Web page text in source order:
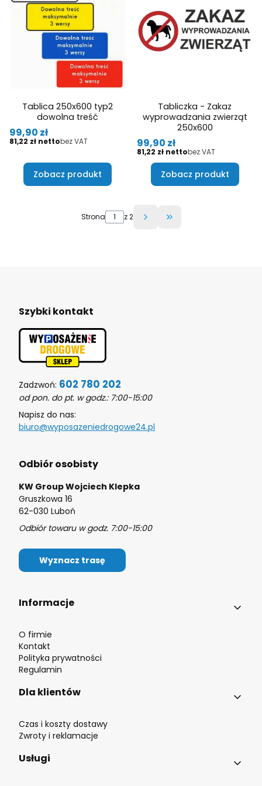
Tablica 250x600 typ2
dowolna treść
Cena
99,90 zł
Cena
81,22 zł bez VAT
Zobacz produkt
Tabliczka - Zakaz
wyprowadzania zwierząt
250x600
Cena
99,90 zł
Cena
81,22 zł bez VAT
Zobacz produkt
Strona z 2 Przejdź do ostatniej
Szybki kontakt
Zadzwoń: 602 780 202
od pon. do pt. w godz.: 7:00-15:00
Napisz do nas:
biuro@wyposazeniedrogowe24.pl
Odbiór osobisty
KW Group Wojciech Klepka
Gruszkowa 16
62-030 Luboń
Odbiór towaru w godz. 7:00-15:00
Wyznacz trasę
Linki w stopce
Informacje
O firmie
Kontakt
Polityka prywatności
Regulamin
Dla klientów
Czas i koszty dostawy
Zwroty i reklamacje
Usługi